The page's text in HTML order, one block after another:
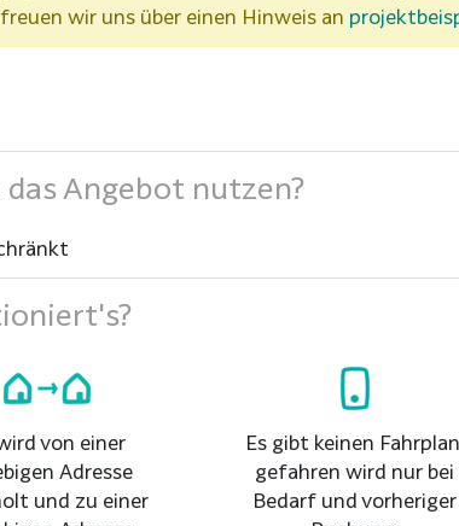
wir uns über einen Hinweis an
das Angebot nutzen?
von einer
Adresse
und zu einer
Es gibt keinen
gefahren wird nur bei
Bedarf und vorheriger